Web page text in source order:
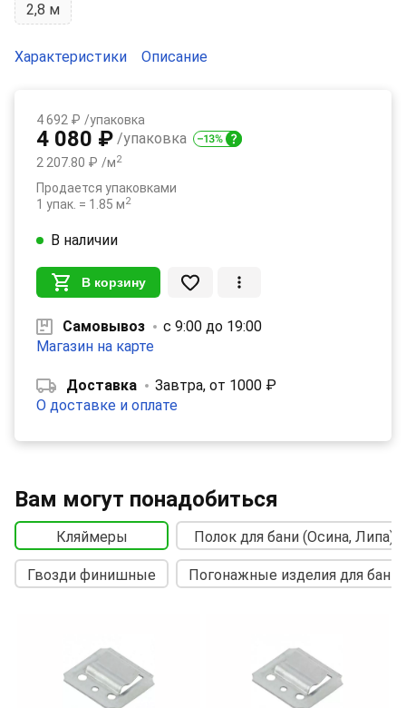
2,8 м
Характеристики Описание
4 692 ₽ /упаковка
4 080 ₽ /упаковка
2 207.80 ₽ /м2
Продается упаковками
1 упак. = 1.85 м2
В наличии
В корзину
Самовывоз
с 9:00 до 19:00
Магазин на карте
Доставка
Завтра, от 1000 ₽
О доставке и оплате
Вам могут понадобиться
Кляймеры
Гвозди финишные
Полок для бани (Осина, Липа)
Погонажные изделия для бани